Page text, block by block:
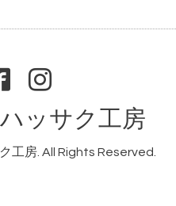
ッサク工房
工房. All Rights Reserved.